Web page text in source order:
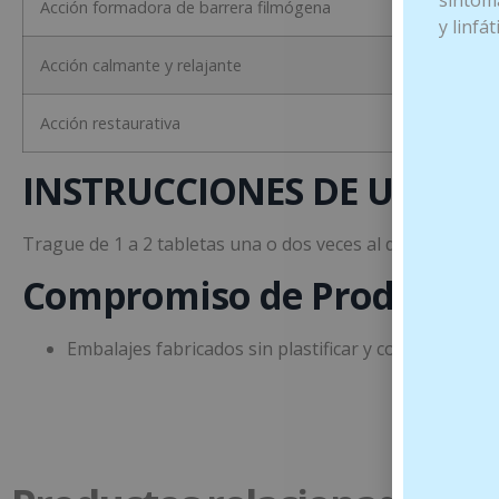
Acción formadora de barrera filmógena
Acción calmante y relajante
Acción restaurativa
INSTRUCCIONES DE USO
Trague de 1 a 2 tabletas una o dos veces al día, antes o
Compromiso de Prodeco
Embalajes fabricados sin plastificar y con papel
y